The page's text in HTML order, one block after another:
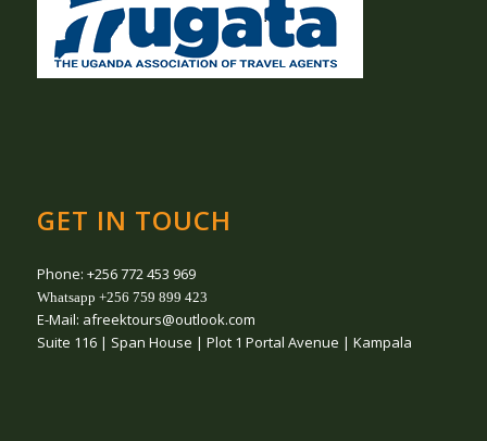
GET IN TOUCH
Phone: +256 772 453 969
Whatsapp +256 759 899 423
E-Mail: afreektours@outlook.com
Suite 116 | Span House | Plot 1 Portal Avenue | Kampala